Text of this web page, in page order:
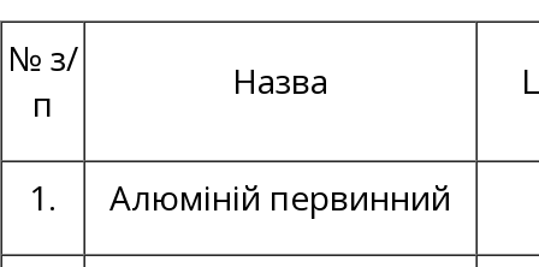
№ з/
п
Назва
1. Алюміній первинний